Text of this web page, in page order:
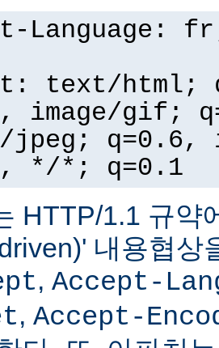
Language:
text/html;
image/gif;
jpeg; q=0.6,
*/*; q=0.1
HTTP/1.1 규약
내용협상
, Accept-
, Accept-